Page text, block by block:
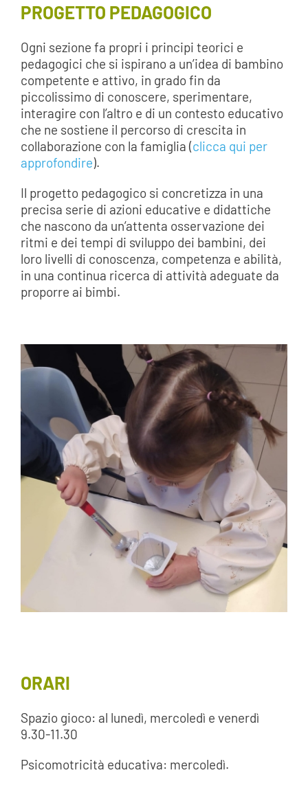
PROGETTO PEDAGOGICO
Ogni sezione fa propri i principi teorici e
pedagogici che si ispirano a un’idea di bambino
competente e attivo, in grado fin da
piccolissimo di conoscere, sperimentare,
interagire con l’altro e di un contesto educativo
che ne sostiene il percorso di crescita in
collaborazione con la famiglia (clicca qui per
approfondire).
Il progetto pedagogico si concretizza in una
precisa serie di azioni educative e didattiche
che nascono da un’attenta osservazione dei
ritmi e dei tempi di sviluppo dei bambini, dei
loro livelli di conoscenza, competenza e abilità,
in una continua ricerca di attività adeguate da
proporre ai bimbi.
ORARI
Spazio gioco: al lunedì, mercoledì e venerdì
9.30-11.30
Psicomotricità educativa: mercoledì.